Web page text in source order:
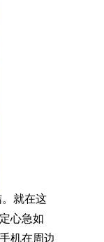
就在这
心急如
机在周边